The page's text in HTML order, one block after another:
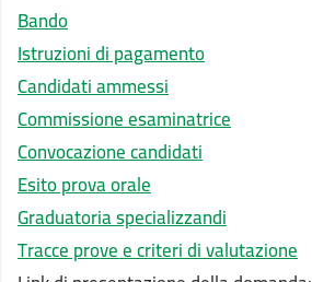
Bando
Istruzioni di pagamento
Candidati ammessi
Commissione esaminatrice
Convocazione candidati
Esito prova orale
Graduatoria specializzandi
Tracce prove e criteri di valutazione